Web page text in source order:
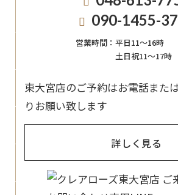
090-1455-
営業時間： 平日11〜16時
土日祝11〜17時
東大宮店のご予約はお電話また
りお願い致します
詳しく見る